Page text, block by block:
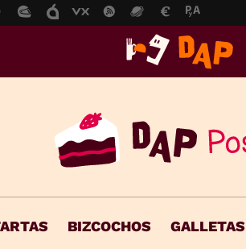
BIZCOCHOS GALLETAS